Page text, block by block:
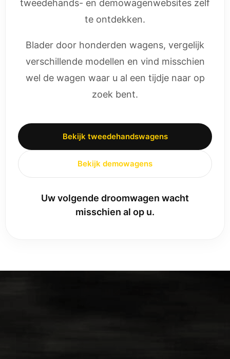
tweedehands- en demowagenwebsites zelf
te ontdekken.
Blader door honderden wagens, vergelijk
verschillende modellen en vind misschien
wel de wagen waar u al een tijdje naar op
zoek bent.
Bekijk tweedehandswagens
Bekijk demowagens
Uw volgende droomwagen wacht
misschien al op u.